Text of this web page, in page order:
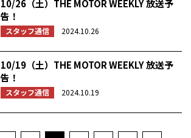
10/26（土）THE MOTOR WEEKLY 放送予
告！
スタッフ通信 2024.10.26
10/19（土）THE MOTOR WEEKLY 放送予
告！
スタッフ通信 2024.10.19